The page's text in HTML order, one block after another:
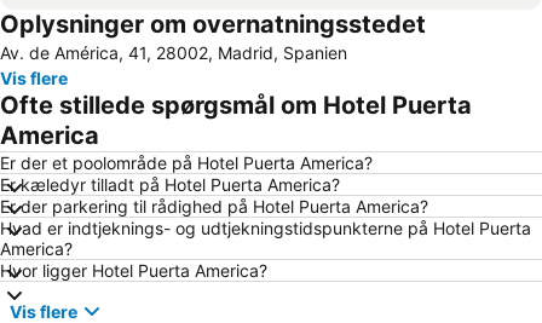
Mallorca
Malasaña
Chuecakvarteret
Salamanca
Chamberí
Chamartín
Tetuán
Plaza Mayor
Estadio Metropolitano Metro Station
Chamartín togstation
Lavapiés
Retiro
Madrid airoport
Aeropuerto T1 T2 T3 Metro Station
Oplysninger om overnatningsstedet
Av. de América, 41, 28002, Madrid, Spanien
Vis flere
Ofte stillede spørgsmål om Hotel Puerta
America
Er der et poolområde på Hotel Puerta America?
Er kæledyr tilladt på Hotel Puerta America?
Er der parkering til rådighed på Hotel Puerta America?
Hvad er indtjeknings- og udtjekningstidspunkterne på Hotel Puerta
America?
Hvor ligger Hotel Puerta America?
Vis flere